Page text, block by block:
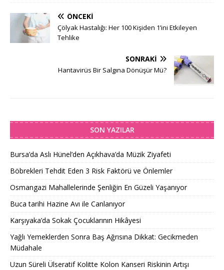
ÖNCEKI
Çölyak Hastalığı: Her 100 Kişiden 1’ini Etkileyen
Tehlike
SONRAKI
Hantavirüs Bir Salgına Dönüşür Mü?
SON YAZILAR
Bursa’da Aslı Hünel’den Açıkhava’da Müzik Ziyafeti
Böbrekleri Tehdit Eden 3 Risk Faktörü ve Önlemler
Osmangazi Mahallelerinde Şenliğin En Güzeli Yaşanıyor
Buca tarihi Hazine Avı ile Canlanıyor
Karşıyaka’da Sokak Çocuklarının Hikâyesi
Yağlı Yemeklerden Sonra Baş Ağrısına Dikkat: Gecikmeden
Müdahale
Uzun Süreli Ülseratif Kolitte Kolon Kanseri Riskinin Artışı